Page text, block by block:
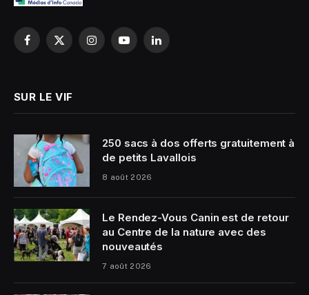
Facebook
X
InstagramYouTubeLinkedIn
SUR LE VIF
250 sacs à dos offerts gratuitement à
de petits Lavallois
8 août 2026
Le Rendez-Vous Canin est de retour
au Centre de la nature avec des
nouveautés
7 août 2026